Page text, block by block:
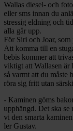
Wallas diesel- och
eller sms innan du
stressig eldning och
alla går upp.
För Siri och Joar,
Att komma till en
bebis kommer att
viktigt att Wallasen är
så varmt att du måste
röra sig fritt utan
- Kaminen göms
upphängd. Det ska
vi den smarta
ler Gustav.